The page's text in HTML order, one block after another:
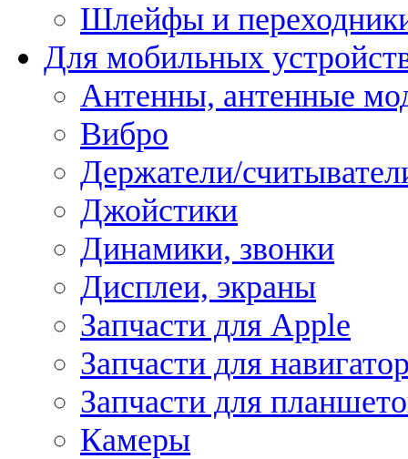
Шлейфы и
Для мобильных
Антенны, антенные
Вибро
Держатели/
Джойстики
Динамики, звонки
Дисплеи, экраны
Запчасти для Apple
Запчасти для
Запчасти для
Камеры